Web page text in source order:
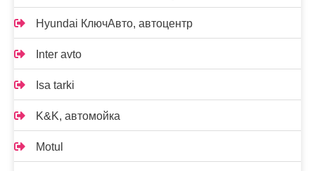
Hyundai КлючАвто, автоцентр
Inter avto
Isa tarki
K&K, автомойка
Motul